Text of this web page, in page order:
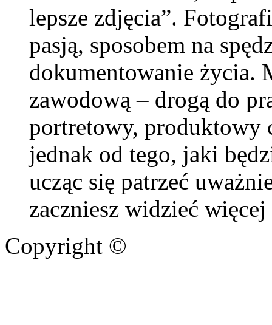
lepsze zdjęcia”.
pasją, sposobem na
dokumentowanie życia.
zawodową – drogą do
portretowy, produktowy
jednak od tego, jaki
ucząc się patrzeć
zaczniesz widzieć
Copyright ©